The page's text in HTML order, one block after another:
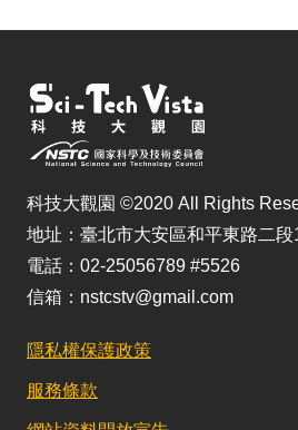
科技大觀園 ©2020 All Rights
地址：臺北市大安區和平東路二
電話：02-25056789 #5526
信箱：nstcstv@gmail.com
隱私權保護政策
服務條款